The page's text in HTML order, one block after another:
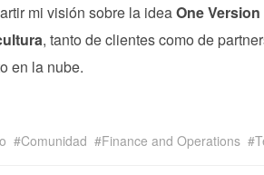
mi visión sobre la ideaOne Version
, tanto de clientes como de
en la nube.
Comunidad Finance and Operations